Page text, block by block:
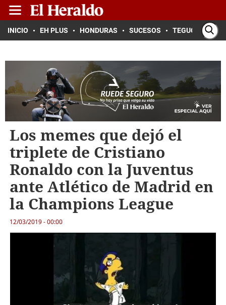
INICIO EH PLUS HONDURAS SUCESOS TEGUCIGALPA
Los memes que dejó el
triplete de Cristiano
Ronaldo con la Juventus
ante Atlético de Madrid en
la Champions League
12/03/2019 - 00:00